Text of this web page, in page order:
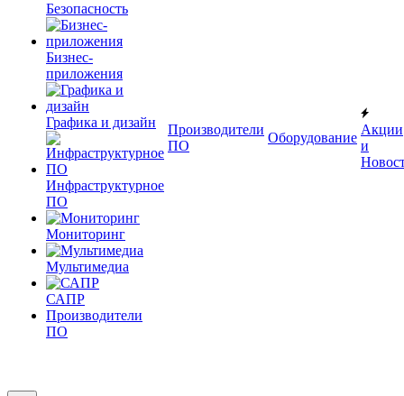
Безопасность
Бизнес-
приложения
Графика и дизайн
Инфраструктурное
ПО
Мониторинг
Мультимедиа
САПР
Производители
ПО
Производители
ПО
Оборудование
Акции
и